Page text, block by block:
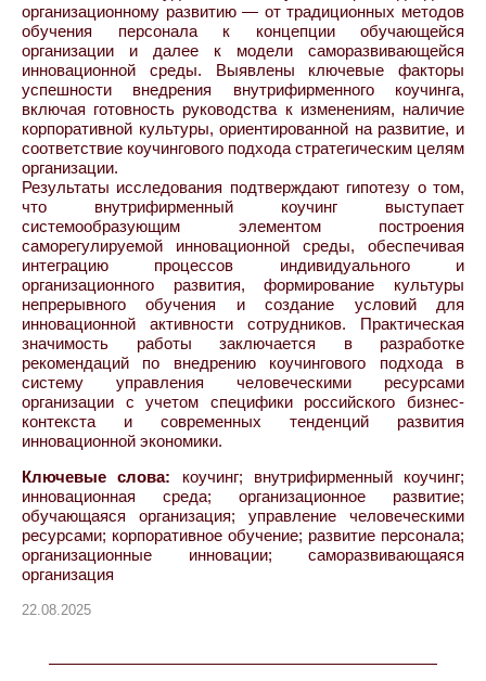
организационному развитию — от традиционных методов
обучения персонала к концепции обучающейся
организации и далее к модели саморазвивающейся
инновационной среды. Выявлены ключевые факторы
успешности внедрения внутрифирменного коучинга,
включая готовность руководства к изменениям, наличие
корпоративной культуры, ориентированной на развитие, и
соответствие коучингового подхода стратегическим целям
организации.
Результаты исследования подтверждают гипотезу о том,
что внутрифирменный коучинг выступает
системообразующим элементом построения
саморегулируемой инновационной среды, обеспечивая
интеграцию процессов индивидуального и
организационного развития, формирование культуры
непрерывного обучения и создание условий для
инновационной активности сотрудников. Практическая
значимость работы заключается в разработке
рекомендаций по внедрению коучингового подхода в
систему управления человеческими ресурсами
организации с учетом специфики российского бизнес-
контекста и современных тенденций развития
инновационной экономики.
Ключевые слова: коучинг; внутрифирменный коучинг;
инновационная среда; организационное развитие;
обучающаяся организация; управление человеческими
ресурсами; корпоративное обучение; развитие персонала;
организационные инновации; саморазвивающаяся
организация
22.08.2025